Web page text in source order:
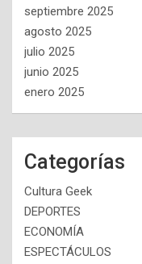
septiembre 2025
agosto 2025
julio 2025
junio 2025
enero 2025
Categorías
Cultura Geek
DEPORTES
ECONOMÍA
ESPECTÁCULOS